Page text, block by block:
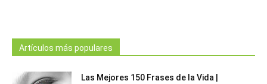
Artículos más populares
Las Mejores 150 Frases de la Vida |